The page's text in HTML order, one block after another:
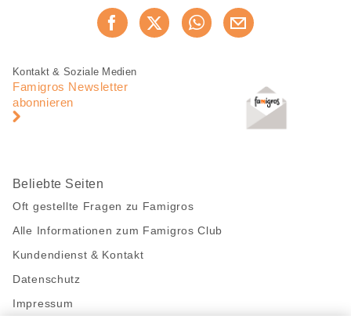
Jetzt weiterempfehlen
Fusszeile
Fusszeile
Navigation
Kontakt & Soziale Medien
Famigros Newsletter
abonnieren
Beliebte Seiten
Oft gestellte Fragen zu Famigros
Alle Informationen zum Famigros Club
Kundendienst & Kontakt
Datenschutz
Impressum